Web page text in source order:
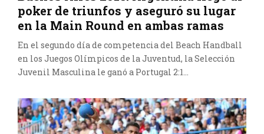
poker de triunfos y aseguró su lugar
en la Main Round en ambas ramas
En el segundo día de competencia del Beach Handball
en los Juegos Olímpicos de la Juventud, la Selección
Juvenil Masculina le ganó a Portugal 2:1...